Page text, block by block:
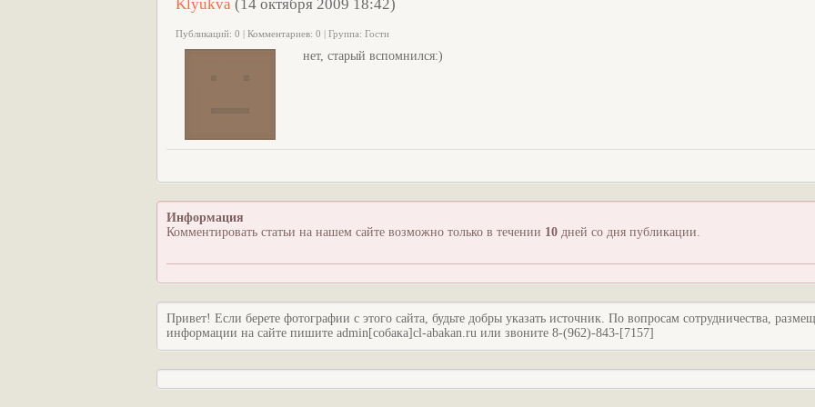
Klyukva (14 октября 2009 18:42)
Публикаций: 0 | Комментариев: 0 | Группа: Гости
нет, старый вспомнился:)
Информация
Комментировать статьи на нашем сайте возможно только в течении 10 дней со дня публикации.
Привет! Если берете фотографии с этого сайта, будьте добры указать источник. По вопросам сотрудничества,
информации на сайте пишите admin[собака]cl-abakan.ru или звоните 8-(962)-843-[7157]